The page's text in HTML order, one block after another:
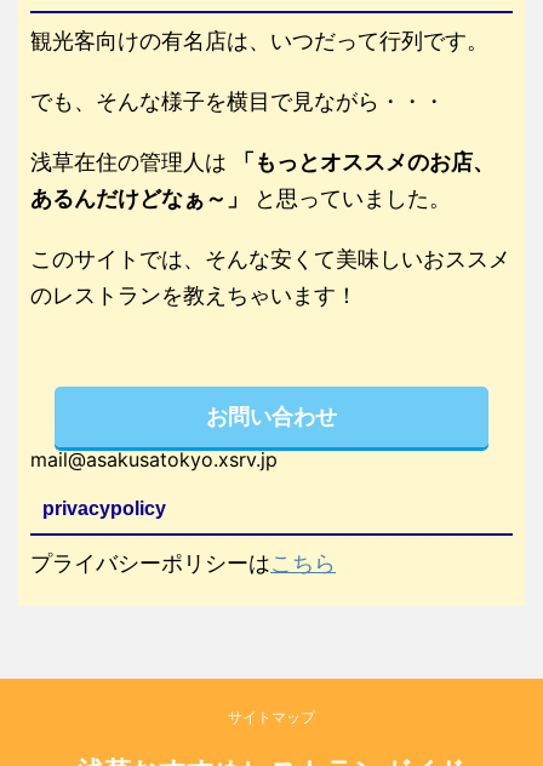
観光客向けの有名店は、いつだって行列です。
でも、そんな様子を横目で見ながら・・・
浅草在住の管理人は
「もっとオススメのお店、
あるんだけどなぁ～」
と思っていました。
このサイトでは、そんな安くて美味しいおススメ
のレストランを教えちゃいます！
お問い合わせ
mail@asakusatokyo.xsrv.jp
privacypolicy
プライバシーポリシーはこちら
サイトマップ